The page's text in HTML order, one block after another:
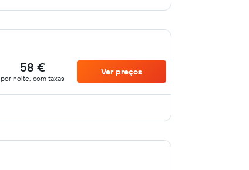
58 €
por noite, com taxas
Ver preços